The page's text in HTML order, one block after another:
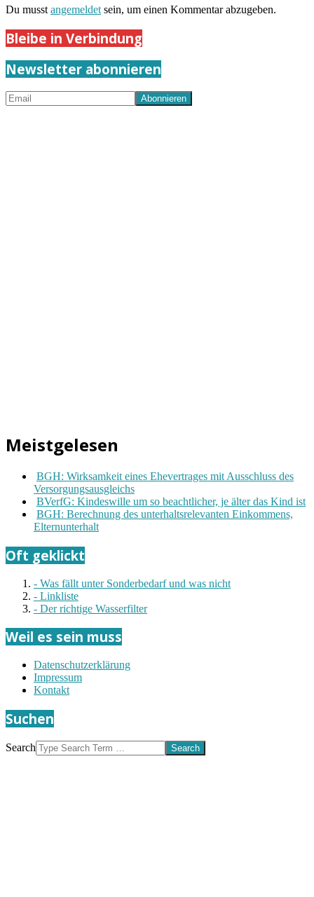
Du musst angemeldet sein, um einen Kommentar abzugeben.
Bleibe in Verbindung
Newsletter abonnieren
Meistgelesen
BGH: Wirksamkeit eines Ehevertrages mit Ausschluss des
Versorgungsausgleichs
BVerfG: Kindeswille um so beachtlicher, je älter das Kind ist
BGH: Berechnung des unterhaltsrelevanten Einkommens,
Elternunterhalt
Oft geklickt
- Was fällt unter Sonderbedarf und was nicht
- Linkliste
- Der richtige Wasserfilter
Weil es sein muss
Datenschutzerklärung
Impressum
Kontakt
Suchen
Search